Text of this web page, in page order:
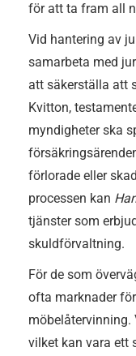
för att ta fram all
Vid hantering av
samarbeta med
att säkerställa att
Kvitton,
myndigheter ska
förlorade eller
processen kan
tjänster som
skuldförvaltning.
För de som
ofta marknader
möbelåtervinning.
vilket kan vara ett